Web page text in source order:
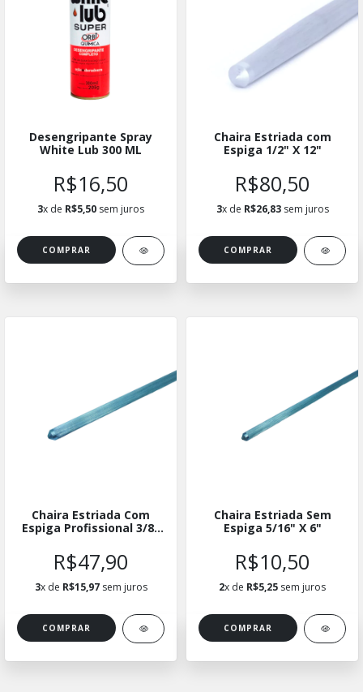
Desengripante Spray
White Lub 300 ML
R$16,50
3x de R$5,50 sem juros
Chaira Estriada com
Espiga 1/2" X 12"
R$80,50
3x de R$26,83sem juros
Chaira Estriada Com
Espiga Profissional 3/8"
R$47,90
3x de R$15,97sem juros
Chaira Estriada Sem
Espiga 5/16" X 6"
R$10,50
2x de R$5,25 sem juros